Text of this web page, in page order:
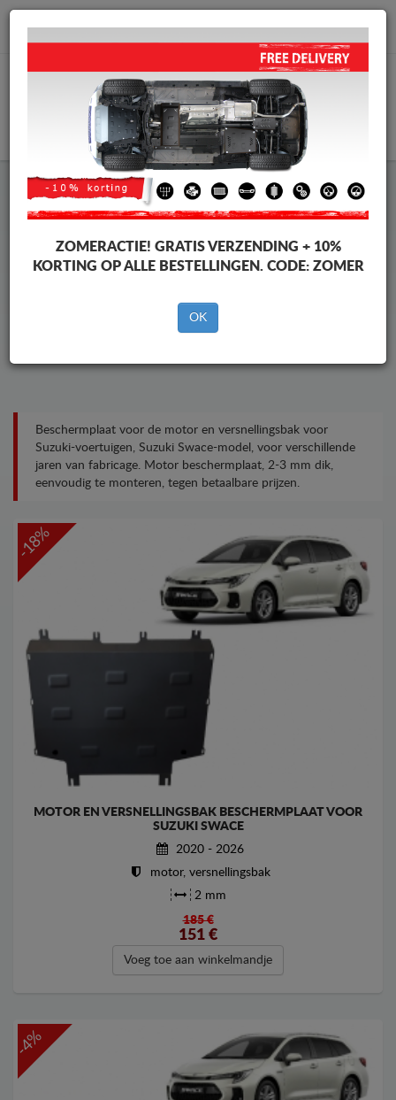
info@motorbeschermplaat.com
WINKELWAGEN
Beschermplaat Onder Auto
Suzuki Swace
Beschermplaat voor de motor en versnellingsbak voor
Suzuki-voertuigen, Suzuki Swace-model, voor verschillende
jaren van fabricage. Motor beschermplaat, 2-3 mm dik,
eenvoudig te monteren, tegen betaalbare prijzen.
-18%
MOTOR EN VERSNELLINGSBAK BESCHERMPLAAT VOOR
SUZUKI SWACE
2020 - 2026
motor, versnellingsbak
2 mm
185 €
151 €
Voeg toe aan winkelmandje
-4%
ZOMERACTIE! GRATIS VERZENDING + 10%
KORTING OP ALLE BESTELLINGEN. CODE: ZOMER
OK